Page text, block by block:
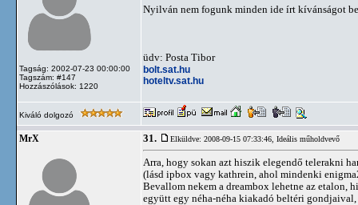
Tagság: 2002-07-23 00:00:00
Tagszám: #147
Hozzászólások: 1220
Nyilván nem fogunk minden ide írt kívánságot
üdv: Posta Tibor
bolt.sat.hu
hoteltv.sat.hu
Kiváló dolgozó
MrX 31. Elküldve: 2008-09-15 07:33:46, Ideális műholdvevő
Arra, hogy sokan azt hiszik elegendő telerakni
(lásd ipbox vagy kathrein, ahol mindenki
Bevallom nekem a dreambox lehetne az etalon,
együtt egy néha-néha kiakadó beltéri